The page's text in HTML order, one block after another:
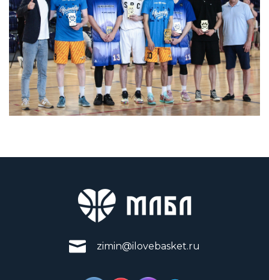
zimin@ilovebasket.ru